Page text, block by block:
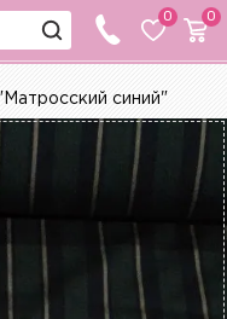
0 0
синий"